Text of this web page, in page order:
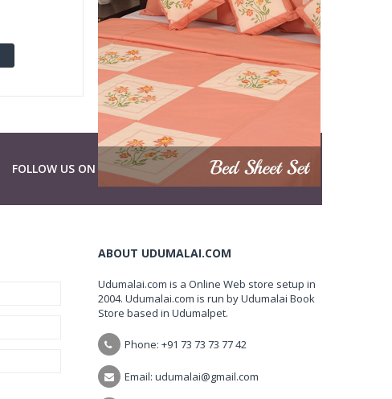
FOLLOW US ON
ABOUT UDUMALAI.COM
Udumalai.com is a Online Web store setup in
2004. Udumalai.com is run by Udumalai Book
Store based in Udumalpet.
Phone: +91 73 73 73 77 42
Email: udumalai@gmail.com